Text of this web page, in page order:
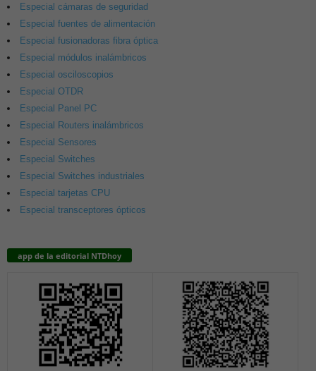
Especial cámaras de seguridad
Especial fuentes de alimentación
Especial fusionadoras fibra óptica
Especial módulos inalámbricos
Especial osciloscopios
Especial OTDR
Especial Panel PC
Especial Routers inalámbricos
Especial Sensores
Especial Switches
Especial Switches industriales
Especial tarjetas CPU
Especial transceptores ópticos
app de la editorial NTDhoy